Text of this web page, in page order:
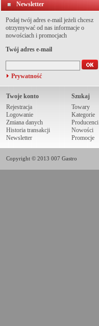
Newsletter
Podaj twój adres e-mail jeżeli chcesz
otrzymywać od nas informacje o
nowościach i promocjach
Twój adres e-mail
Prywatność
Twoje konto
Rejestracja
Logowanie
Zmiana danych
Historia transakcji
Newsletter
Szukaj
Towary
Kategorie
Producenci
Nowości
Promocje
Copyright © 2013 007 Gastro